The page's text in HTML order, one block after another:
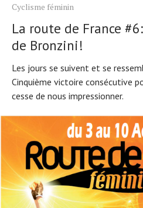
Cyclisme féminin
La route de France
de Bronzini!
Les jours se suivent et se
Cinquième victoire consécutive
cesse de nous impressionner.